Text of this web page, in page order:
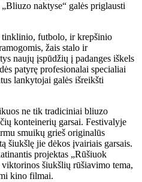
naktyse“ galės priglausti
tinklinio, futbolo, ir krepšinio
žais stalo ir
naujų įspūdžių į padanges iškels
patyrę profesionalai specialiai
lankytojai galės išreikšti
ne tik tradiciniai bliuzo
konteinerių garsai. Festivalyje
smuikų grieš originalūs
šiukšlę jie dėkos įvairiais garsais.
projektas „Rūšiuok
šiukšlių rūšiavimo tema,
kino filmai.